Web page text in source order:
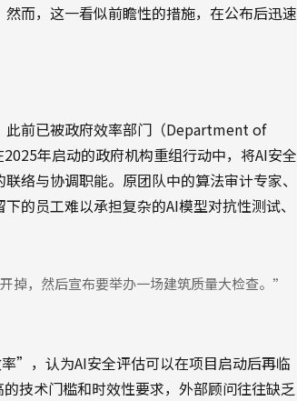
而，这一看似前瞻性的措施，在公布后迅速
此前已被政府效率部门（Department of
年启动的政府机构重组行动中，将AI安全
络与协调职能。原团队中的算法审计专家、
的员工难以承担复杂的AI模型对抗性测试、
掉，然后宣布要举办一场建筑质量大检查。”
”，认为AI安全评估可以在项目启动后再临
技术门槛和时效性要求，外部顾问往往缺乏